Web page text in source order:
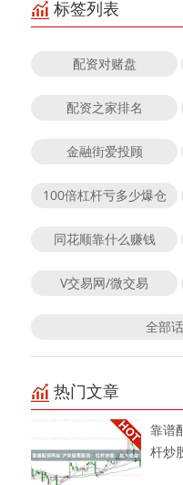
标签列表
配资对赌盘
配资之家排名
金融街爱投顾
100倍杠杆亏多少爆仓
同花顺靠什么赚钱
V交易网/微交易
全部
热门文章
靠谱
杆炒